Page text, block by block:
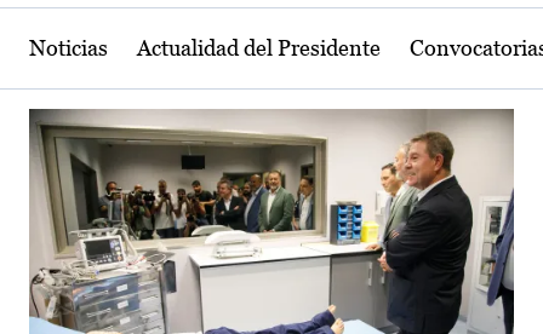
Noticias Actualidad del Presidente